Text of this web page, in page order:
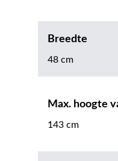
Breedte
48 cm
Max. hoogte
143 cm